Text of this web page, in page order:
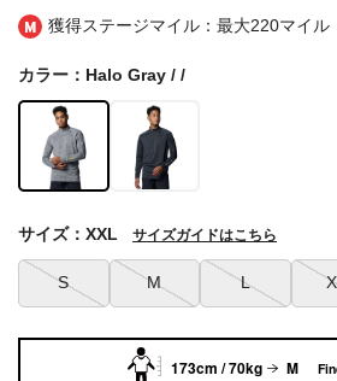
獲得ステージマイル：最大220マイル
カラー：Halo Gray / /
S M L
サイズ：XXL サイズガイドはこちら
173cm / 70kg M